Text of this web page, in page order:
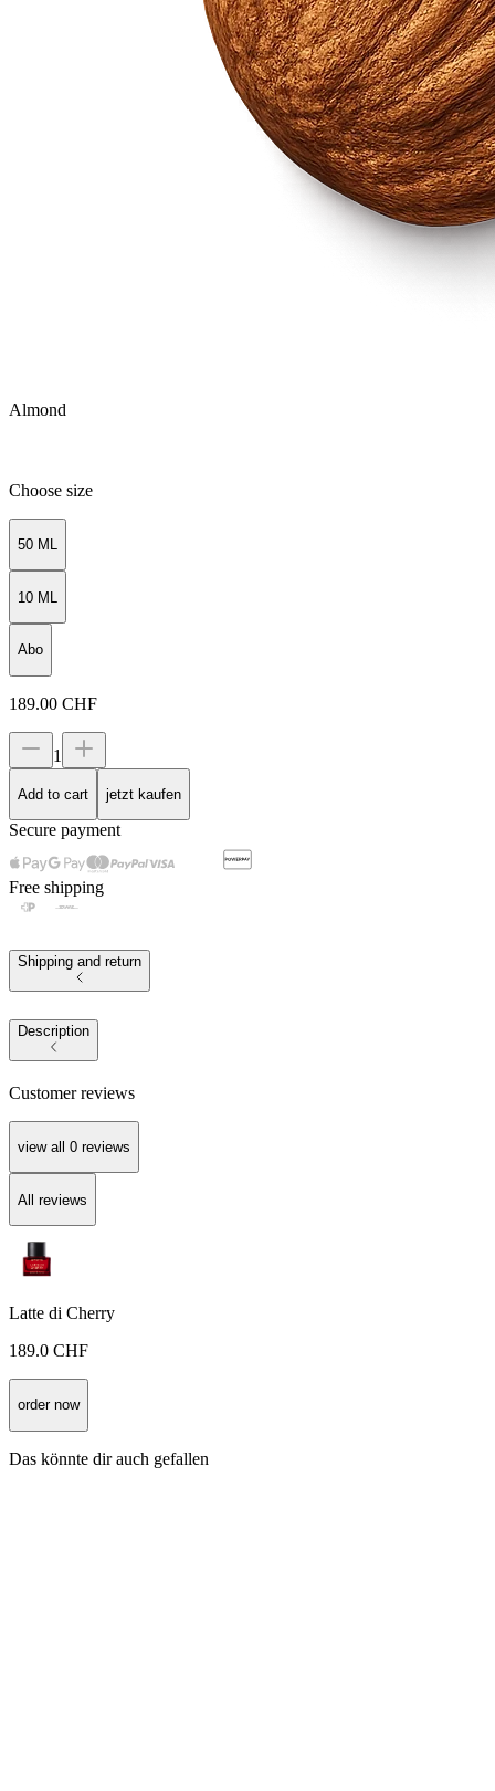
Almond
Choose size
50 ML
10 ML
Abo
189.00 CHF
1
Add to cart jetzt kaufen
Secure payment
Free shipping
Shipping and return
Description
Customer reviews
view all 0 reviews
All reviews
Latte di Cherry
189.0 CHF
order now
Das könnte dir auch gefallen